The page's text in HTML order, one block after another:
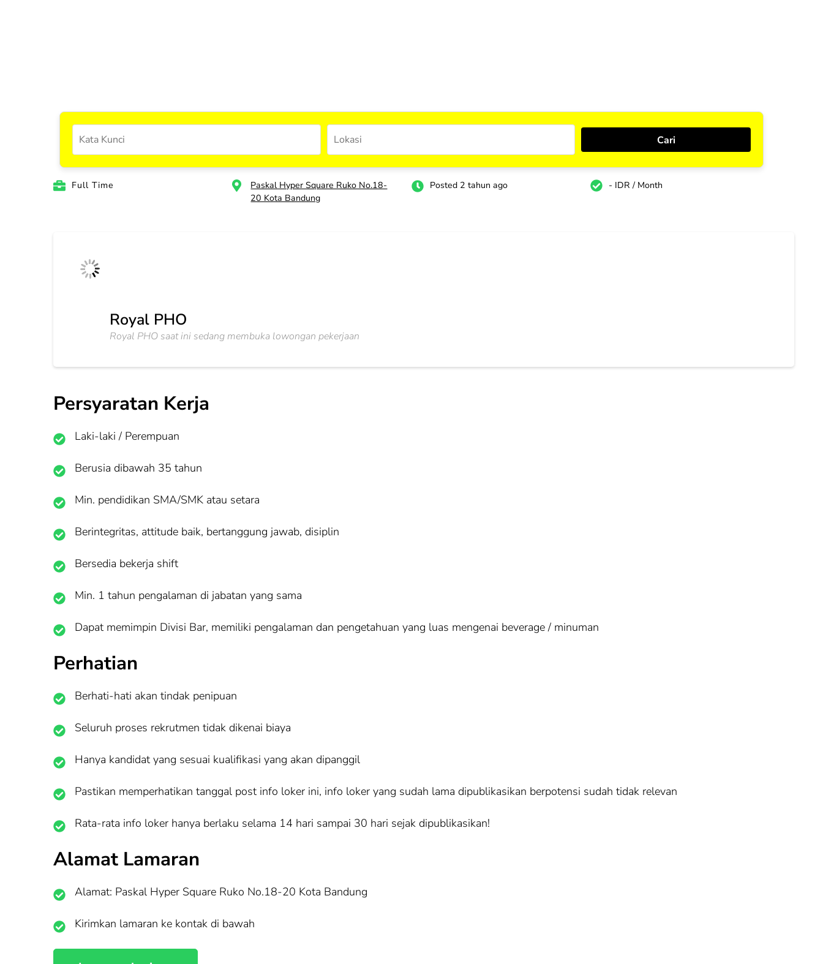
Full Time
Paskal Hyper Square Ruko No.18-
20 Kota Bandung
Posted 2 tahun ago - IDR / Month
Royal PHO
Royal PHO saat ini sedang membuka lowongan pekerjaan
Persyaratan Kerja
Laki-laki / Perempuan
Berusia dibawah 35 tahun
Min. pendidikan SMA/SMK atau setara
Berintegritas, attitude baik, bertanggung jawab, disiplin
Bersedia bekerja shift
Min. 1 tahun pengalaman di jabatan yang sama
Dapat memimpin Divisi Bar, memiliki pengalaman dan pengetahuan yang luas mengenai beverage / minuman
Perhatian
Berhati-hati akan tindak penipuan
Seluruh proses rekrutmen tidak dikenai biaya
Hanya kandidat yang sesuai kualifikasi yang akan dipanggil
Pastikan memperhatikan tanggal post info loker ini, info loker yang sudah lama dipublikasikan berpotensi sudah tidak relevan
Rata-rata info loker hanya berlaku selama 14 hari sampai 30 hari sejak dipublikasikan!
Alamat Lamaran
Alamat: Paskal Hyper Square Ruko No.18-20 Kota Bandung
Kirimkan lamaran ke kontak di bawah